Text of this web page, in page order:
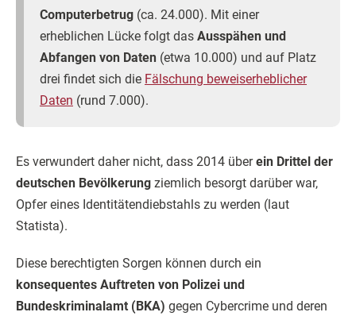
Computerbetrug (ca. 24.000). Mit einer
erheblichen Lücke folgt das Ausspähen und
Abfangen von Daten (etwa 10.000) und auf Platz
drei findet sich die Fälschung beweiserheblicher
Daten (rund 7.000).
Es verwundert daher nicht, dass 2014 überein Drittel der
deutschen Bevölkerung ziemlich besorgt darüber war,
Opfer eines Identitätendiebstahls zu werden (laut
Statista).
Diese berechtigten Sorgen können durch ein
konsequentes Auftreten von Polizei und
Bundeskriminalamt (BKA) gegen Cybercrime und deren